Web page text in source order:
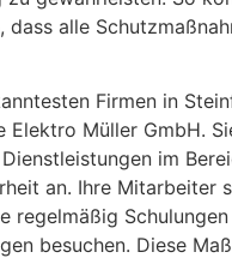
dass alle
Firmen in
Elektro Müller GmbH.
im
an. Ihre Mitarbeiter
regelmäßig
besuchen. Diese